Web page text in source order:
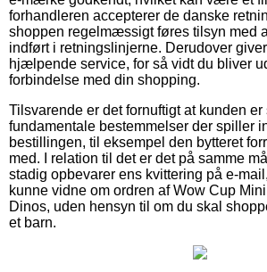
forhandleren accepterer de danske
shoppen regelmæssigt føres tilsyn med
indført i retningslinjerne. Derudover
hjælpende service, for så vidt du bliver
forbindelse med din shopping.
Tilsvarende er det fornuftigt at kunden er
fundamentale bestemmelser der spiller
bestillingen, til eksempel den bytteret
med. I relation til det er det på samme
stadig opbevarer ens kvittering på e-
kunne vidne om ordren af Wow Cup
Dinos, uden hensyn til om du skal
et barn.